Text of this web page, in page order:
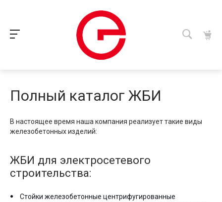
Полный каталог ЖБИ
В настоящее время наша компания реализует такие виды
железобетонных изделий:
ЖБИ для электросетевого
строительства:
Стойки железобетонные центрифугированные